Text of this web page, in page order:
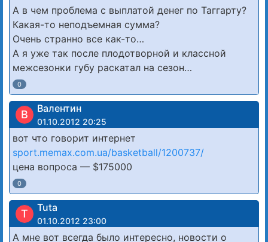
А в чем проблема с выплатой денег по Таггарту?
Какая-то неподъемная сумма?
Очень странно все как-то…
А я уже так после плодотворной и классной
межсезонки губу раскатал на сезон…
0
В Валентин
01.10.2012 20:25
вот что говорит интернет
sport.memax.com.ua/basketball/1200737/
цена вопроса — $175000
0
T Tuta
01.10.2012 23:00
А мне вот всегда было интересно, новости о